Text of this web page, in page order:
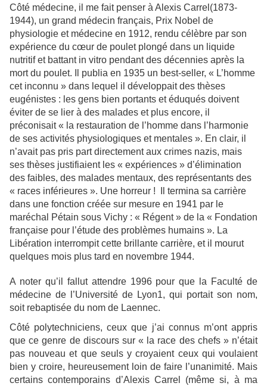
Côté médecine, il me fait penser à Alexis Carrel(1873-
1944), un grand médecin français, Prix Nobel de
physiologie et médecine en 1912, rendu célèbre par son
expérience du cœur de poulet plongé dans un liquide
nutritif et battant in vitro pendant des décennies après la
mort du poulet. Il publia en 1935 un best-seller, « L’homme
cet inconnu » dans lequel il développait des thèses
eugénistes : les gens bien portants et éduqués doivent
éviter de se lier à des malades et plus encore, il
préconisait « la restauration de l’homme dans l’harmonie
de ses activités physiologiques et mentales ». En clair, il
n’avait pas pris part directement aux crimes nazis, mais
ses thèses justifiaient les « expériences » d’élimination
des faibles, des malades mentaux, des représentants des
« races inférieures ». Une horreur ! Il termina sa carrière
dans une fonction créée sur mesure en 1941 par le
maréchal Pétain sous Vichy : « Régent » de la « Fondation
française pour l’étude des problèmes humains ». La
Libération interrompit cette brillante carrière, et il mourut
quelques mois plus tard en novembre 1944.
A noter qu’il fallut attendre 1996 pour que la Faculté de
médecine de l’Université de Lyon1, qui portait son nom,
soit rebaptisée du nom de Laennec.
Côté polytechniciens, ceux que j’ai connus m’ont appris
que ce genre de discours sur « la race des chefs » n’était
pas nouveau et que seuls y croyaient ceux qui voulaient
bien y croire, heureusement loin de faire l’unanimité. Mais
certains contemporains d’Alexis Carrel (même si, à ma